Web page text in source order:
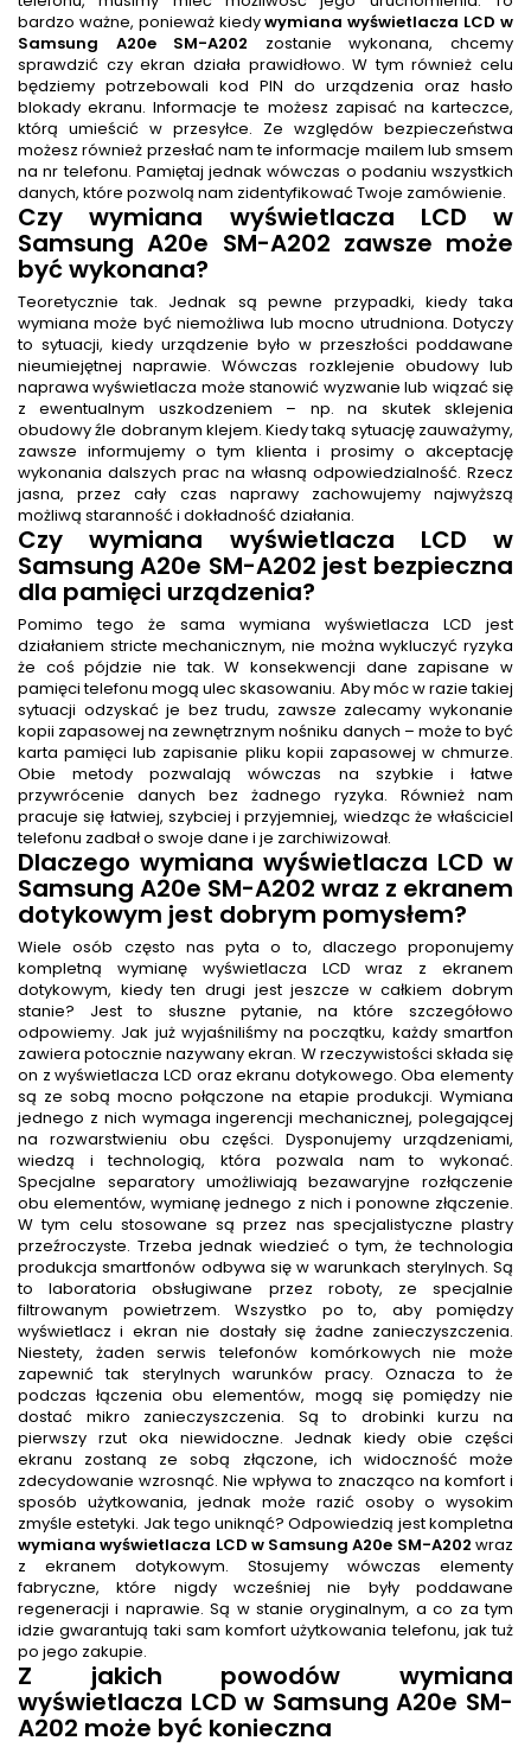
bardzo ważne, ponieważ kiedywymiana wyświetlacza LCD w
Samsung A20e SM-A202 zostanie wykonana, chcemy
sprawdzić czy ekran działa prawidłowo. W tym również celu
będziemy potrzebowali kod PIN do urządzenia oraz hasło
blokady ekranu. Informacje te możesz zapisać na karteczce,
którą umieścić w przesyłce. Ze względów bezpieczeństwa
możesz również przesłać nam te informacje mailem lub smsem
na nr telefonu. Pamiętaj jednak wówczas o podaniu wszystkich
danych, które pozwolą nam zidentyfikować Twoje zamówienie.
Czy wymiana wyświetlacza LCD w
Samsung A20e SM-A202 zawsze może
być wykonana?
Teoretycznie tak. Jednak są pewne przypadki, kiedy taka
wymiana może być niemożliwa lub mocno utrudniona. Dotyczy
to sytuacji, kiedy urządzenie było w przeszłości poddawane
nieumiejętnej naprawie. Wówczas rozklejenie obudowy lub
naprawa wyświetlacza może stanowić wyzwanie lub wiązać się
z ewentualnym uszkodzeniem – np. na skutek sklejenia
obudowy źle dobranym klejem. Kiedy taką sytuację zauważymy,
zawsze informujemy o tym klienta i prosimy o akceptację
wykonania dalszych prac na własną odpowiedzialność. Rzecz
jasna, przez cały czas naprawy zachowujemy najwyższą
możliwą staranność i dokładność działania.
Czy wymiana wyświetlacza LCD w
Samsung A20e SM-A202 jest bezpieczna
dla pamięci urządzenia?
Pomimo tego że sama wymiana wyświetlacza LCD jest
działaniem stricte mechanicznym, nie można wykluczyć ryzyka
że coś pójdzie nie tak. W konsekwencji dane zapisane w
pamięci telefonu mogą ulec skasowaniu. Aby móc w razie takiej
sytuacji odzyskać je bez trudu, zawsze zalecamy wykonanie
kopii zapasowej na zewnętrznym nośniku danych – może to być
karta pamięci lub zapisanie pliku kopii zapasowej w chmurze.
Obie metody pozwalają wówczas na szybkie i łatwe
przywrócenie danych bez żadnego ryzyka. Również nam
pracuje się łatwiej, szybciej i przyjemniej, wiedząc że właściciel
telefonu zadbał o swoje dane i je zarchiwizował.
Dlaczego wymiana wyświetlacza LCD w
Samsung A20e SM-A202 wraz z ekranem
dotykowym jest dobrym pomysłem?
Wiele osób często nas pyta o to, dlaczego proponujemy
kompletną wymianę wyświetlacza LCD wraz z ekranem
dotykowym, kiedy ten drugi jest jeszcze w całkiem dobrym
stanie? Jest to słuszne pytanie, na które szczegółowo
odpowiemy. Jak już wyjaśniliśmy na początku, każdy smartfon
zawiera potocznie nazywany ekran. W rzeczywistości składa się
on z wyświetlacza LCD oraz ekranu dotykowego. Oba elementy
są ze sobą mocno połączone na etapie produkcji. Wymiana
jednego z nich wymaga ingerencji mechanicznej, polegającej
na rozwarstwieniu obu części. Dysponujemy urządzeniami,
wiedzą i technologią, która pozwala nam to wykonać.
Specjalne separatory umożliwiają bezawaryjne rozłączenie
obu elementów, wymianę jednego z nich i ponowne złączenie.
W tym celu stosowane są przez nas specjalistyczne plastry
przeźroczyste. Trzeba jednak wiedzieć o tym, że technologia
produkcja smartfonów odbywa się w warunkach sterylnych. Są
to laboratoria obsługiwane przez roboty, ze specjalnie
filtrowanym powietrzem. Wszystko po to, aby pomiędzy
wyświetlacz i ekran nie dostały się żadne zanieczyszczenia.
Niestety, żaden serwis telefonów komórkowych nie może
zapewnić tak sterylnych warunków pracy. Oznacza to że
podczas łączenia obu elementów, mogą się pomiędzy nie
dostać mikro zanieczyszczenia. Są to drobinki kurzu na
pierwszy rzut oka niewidoczne. Jednak kiedy obie części
ekranu zostaną ze sobą złączone, ich widoczność może
zdecydowanie wzrosnąć. Nie wpływa to znacząco na komfort i
sposób użytkowania, jednak może razić osoby o wysokim
zmyśle estetyki. Jak tego uniknąć? Odpowiedzią jest kompletna
wymiana wyświetlacza LCD w Samsung A20e SM-A202 wraz
z ekranem dotykowym. Stosujemy wówczas elementy
fabryczne, które nigdy wcześniej nie były poddawane
regeneracji i naprawie. Są w stanie oryginalnym, a co za tym
idzie gwarantują taki sam komfort użytkowania telefonu, jak tuż
po jego zakupie.
Z jakich powodów wymiana
wyświetlacza LCD w Samsung A20e SM-
A202 może być konieczna